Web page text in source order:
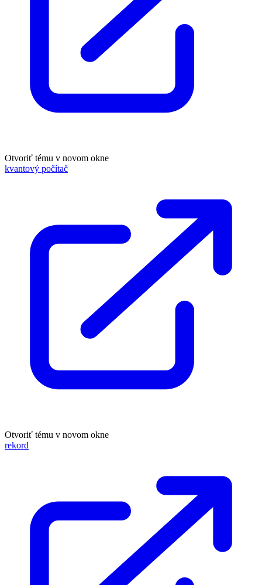
Otvoriť tému v novom okne
kvantový počítač
Otvoriť tému v novom okne
rekord